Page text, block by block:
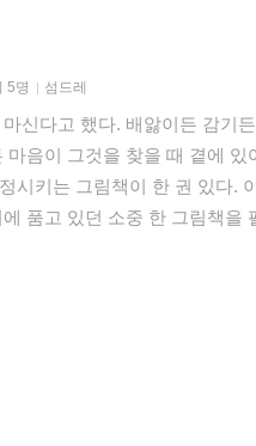
5명 섬드레
신다고 했다. 배앓이든 감기
음이 그것을 찾을 때 곁에
시키는 그림책이 한 권 있다.
품고 있던 소중 한 그림책을